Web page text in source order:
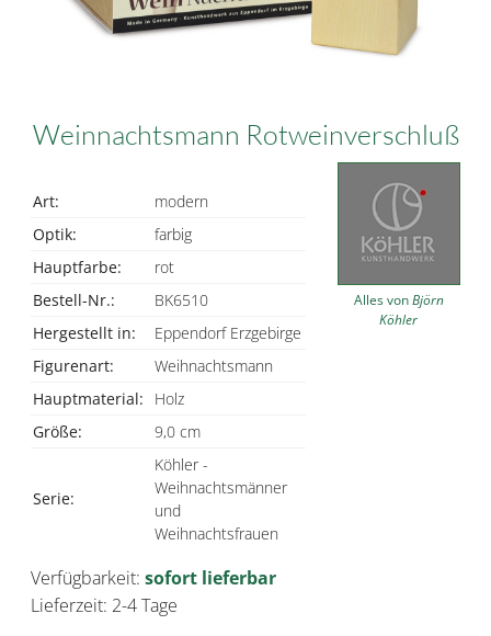
Weinnachtsmann Rotweinverschluß
Art:
modern
Optik:
farbig
Hauptfarbe:
rot
Bestell-Nr.:
BK6510
Hergestellt in:
Eppendorf Erzgebirge
Figurenart:
Weihnachtsmann
Hauptmaterial:
Holz
Größe:
9,0 cm
Serie:
Köhler -
Weihnachtsmänner
und
Weihnachtsfrauen
Alles vonBjörn
Köhler
Verfügbarkeit: sofort lieferbar
Lieferzeit: 2-4 Tage